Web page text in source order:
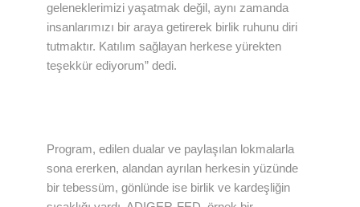
geleneklerimizi yaşatmak değil, aynı zamanda
insanlarımızı bir araya getirerek birlik ruhunu diri
tutmaktır. Katılım sağlayan herkese yürekten
teşekkür ediyorum” dedi.
Program, edilen dualar ve paylaşılan lokmalarla
sona ererken, alandan ayrılan herkesin yüzünde
bir tebessüm, gönlünde ise birlik ve kardeşliğin